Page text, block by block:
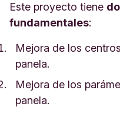
Este proyecto tiene
fundamentales:
Mejora de los
panela.
Mejora de los
panela.